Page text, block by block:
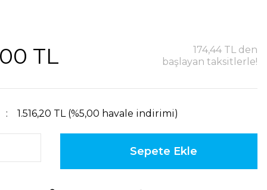
TL
174,44 TL den
başlayan taksitlerle!
1.516,20 TL (%5,00 havale indirimi)
Sepete Ekle